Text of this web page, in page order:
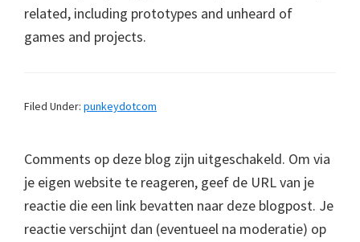
related, including prototypes and unheard of
games and projects.
Filed Under: punkeydotcom
Comments op deze blog zijn uitgeschakeld. Om via
je eigen website te reageren, geef de URL van je
reactie die een link bevatten naar deze blogpost. Je
reactie verschijnt dan (eventueel na moderatie) op